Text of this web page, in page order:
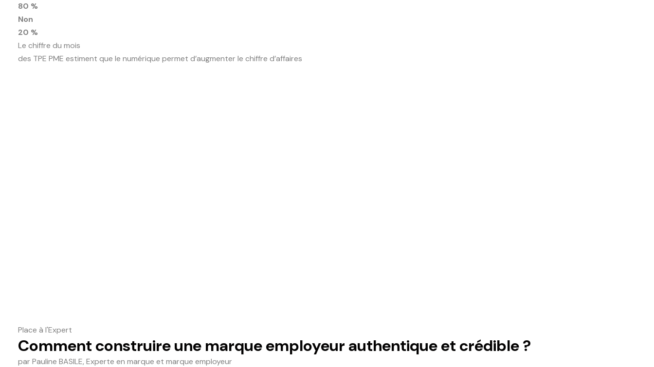
80 %
Non
20 %
Le chiffre du mois
des TPE PME estiment que le numérique permet d’augmenter le chiffre d’affaires
Place à l'Expert
Comment construire une marque employeur authentique et crédible ?
par Pauline BASILE, Experte en marque et marque employeur